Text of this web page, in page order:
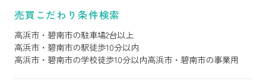
売買こだわり条件検索
高浜市・碧南市の駐車場2台以上
高浜市・碧南市の駅徒歩10分以内
高浜市・碧南市の学校徒歩10分以内高浜市・碧南市の事業用